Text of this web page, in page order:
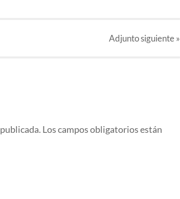
Adjuntosiguiente »
Los campos obligatorios están